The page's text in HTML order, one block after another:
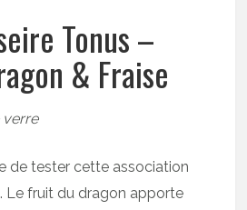
Tonus –
& Fraise
verre
de tester cette association
Le fruit du dragon apporte